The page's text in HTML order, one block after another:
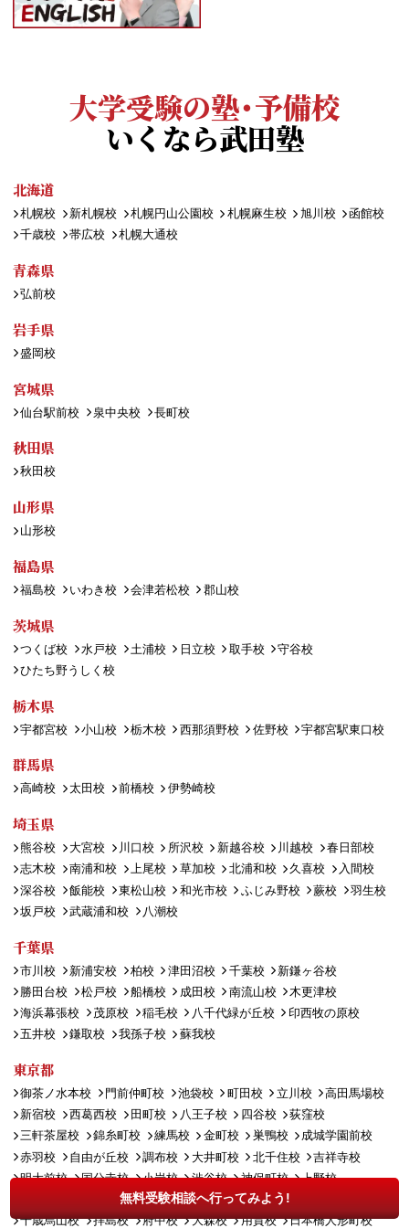
無料受験相談へ行ってみよう!
大学受験の塾・予備校
いくなら武田塾
北海道
札幌校 新札幌校 札幌円山公園校 札幌麻生校 旭川校
函館校
千歳校
帯広校 札幌大通校
青森県
弘前校
岩手県
盛岡校
宮城県
仙台駅前校 泉中央校 長町校
秋田県
秋田校
山形県
山形校
福島県
福島校 いわき校 会津若松校 郡山校
茨城県
つくば校 水戸校 土浦校 日立校 取手校
守谷校
ひたち野うしく校
栃木県
宇都宮校 小山校 栃木校 西那須野校 佐野校 宇都宮駅東口校
群馬県
高崎校 太田校 前橋校 伊勢崎校
埼玉県
熊谷校 大宮校 川口校 所沢校 新越谷校 川越校
春日部校
志木校
南浦和校 上尾校 草加校 北浦和校 久喜校
入間校
深谷校
飯能校 東松山校 和光市校 ふじみ野校 蕨校
羽生校
坂戸校
武蔵浦和校 八潮校
千葉県
市川校 新浦安校 柏校 津田沼校 千葉校
新鎌ヶ谷校
勝田台校
松戸校 船橋校 成田校 南流山校
木更津校
海浜幕張校
茂原校 稲毛校 八千代緑が丘校
印西牧の原校
五井校
鎌取校 我孫子校 蘇我校
東京都
御茶ノ水本校 門前仲町校 池袋校 町田校 立川校
高田馬場校
新宿校
西葛西校 田町校 八王子校 四谷校
荻窪校
三軒茶屋校
錦糸町校 練馬校 金町校 巣鴨校
成城学園前校
赤羽校
自由が丘校 調布校 大井町校 北千住校
吉祥寺校
明大前校
国分寺校 小岩校 渋谷校 神保町校
上野校
武蔵小山校 大泉学園校 田無校
千歳烏山校
拝島校 府中校 大森校 用賀校 日本橋人形町校